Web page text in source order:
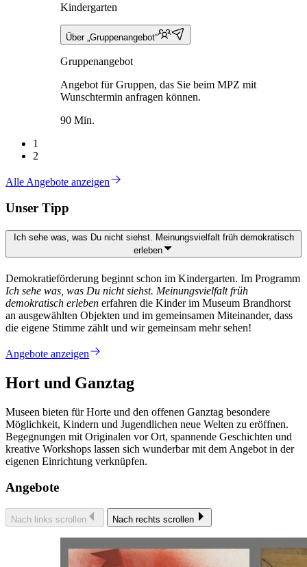
Kindergarten
Über „Gruppenangebot“
Gruppenangebot
Angebot für Gruppen, das Sie beim MPZ mit
Wunschtermin anfragen können.
90 Min.
1
2
Alle Angebote anzeigen
Unser Tipp
Ich sehe was, was Du nicht siehst. Meinungsvielfalt früh demokratisch
erleben
Demokratieförderung beginnt schon im Kindergarten. Im Programm
Ich sehe was, was Du nicht siehst. Meinungsvielfalt früh
demokratisch erleben erfahren die Kinder im Museum Brandhorst
an ausgewählten Objekten und im gemeinsamen Miteinander, dass
die eigene Stimme zählt und wir gemeinsam mehr sehen!
Angebote anzeigen
Hort und Ganztag
Museen bieten für Horte und den offenen Ganztag besondere
Möglichkeit, Kindern und Jugendlichen neue Welten zu eröffnen.
Begegnungen mit Originalen vor Ort, spannende Geschichten und
kreative Workshops lassen sich wunderbar mit dem Angebot in der
eigenen Einrichtung verknüpfen.
Angebote
Nach links scrollen Nach rechts scrollen